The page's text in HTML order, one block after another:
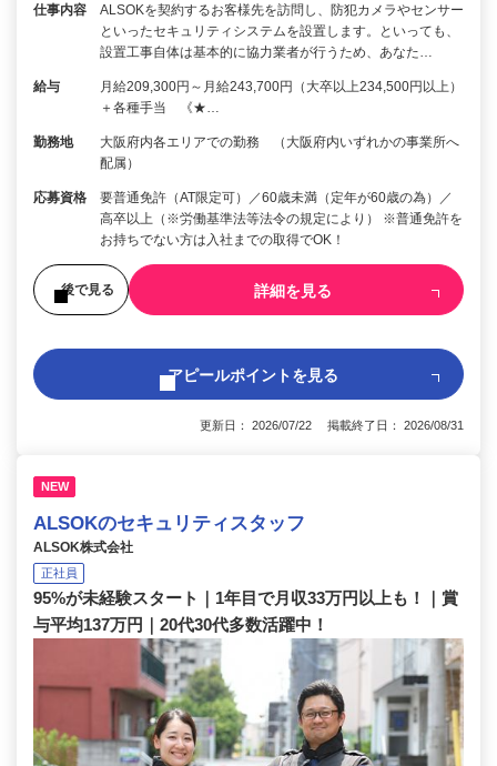
仕事内容
ALSOKを契約するお客様先を訪問し、防犯カメラやセンサー
といったセキュリティシステムを設置します。といっても、
設置工事自体は基本的に協力業者が行うため、あなた…
給与
月給209,300円～月給243,700円（大卒以上234,500円以上）
＋各種手当 《★…
勤務地
大阪府内各エリアでの勤務 （大阪府内いずれかの事業所へ
配属）
応募資格
要普通免許（AT限定可）／60歳未満（定年が60歳の為）／
高卒以上（※労働基準法等法令の規定により） ※普通免許を
お持ちでない方は入社までの取得でOK！
後で見る 詳細を見る
アピールポイントを見る
更新日： 2026/07/22 掲載終了日： 2026/08/31
NEW
ALSOKのセキュリティスタッフ
ALSOK株式会社
正社員
95%が未経験スタート｜1年目で月収33万円以上も！｜賞
与平均137万円｜20代30代多数活躍中！